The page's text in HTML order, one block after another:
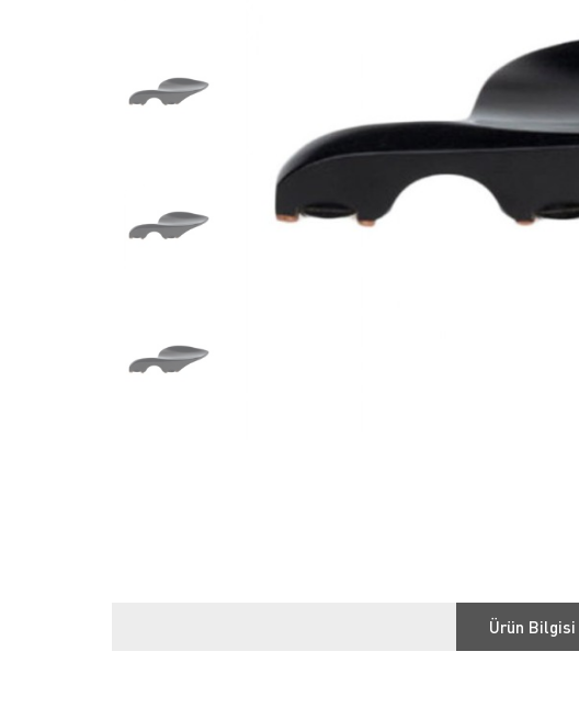
Ürün Bilgisi